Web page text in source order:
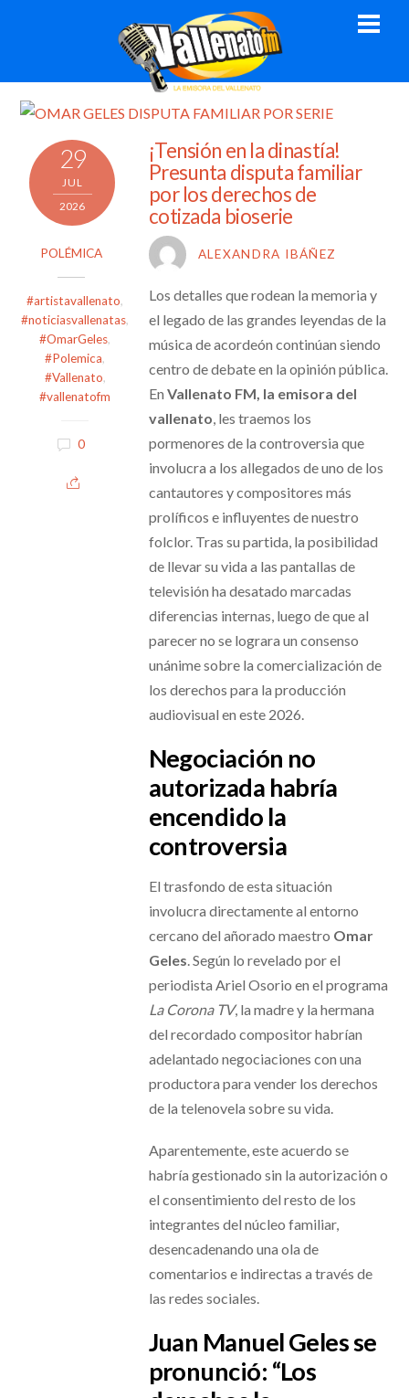
29
JUL
2026
POLÉMICA
#artistavallenato,
#noticiasvallenatas,
#OmarGeles,
#Polemica,
#Vallenato,
#vallenatofm
0
¡Tensión en la dinastía!
Presunta disputa familiar
por los derechos de
cotizada bioserie
ALEXANDRA IBÁÑEZ
Los detalles que rodean la memoria y
el legado de las grandes leyendas de la
música de acordeón continúan siendo
centro de debate en la opinión pública.
En Vallenato FM, la emisora del
vallenato, les traemos los
pormenores de la controversia que
involucra a los allegados de uno de los
cantautores y compositores más
prolíficos e influyentes de nuestro
folclor. Tras su partida, la posibilidad
de llevar su vida a las pantallas de
televisión ha desatado marcadas
diferencias internas, luego de que al
parecer no se lograra un consenso
unánime sobre la comercialización de
los derechos para la producción
audiovisual en este 2026.
Negociación no
autorizada habría
encendido la
controversia
El trasfondo de esta situación
involucra directamente al entorno
cercano del añorado maestro Omar
Geles. Según lo revelado por el
periodista Ariel Osorio en el programa
La Corona TV, la madre y la hermana
del recordado compositor habrían
adelantado negociaciones con una
productora para vender los derechos
de la telenovela sobre su vida.
Aparentemente, este acuerdo se
habría gestionado sin la autorización o
el consentimiento del resto de los
integrantes del núcleo familiar,
desencadenando una ola de
comentarios e indirectas a través de
las redes sociales.
Juan Manuel Geles se
pronunció: “Los